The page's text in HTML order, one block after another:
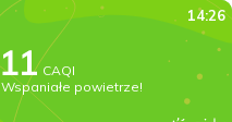
14:26
CAQI
Wspaniałe powietrze!